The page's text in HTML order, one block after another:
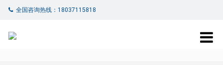
全国咨询热线：18037115818